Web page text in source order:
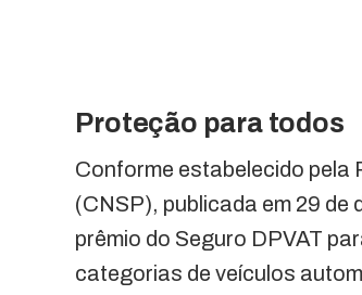
Proteção para todos
Conforme estabelecido pela
(CNSP), publicada em 29 de
prêmio do Seguro DPVAT
categorias de veículos